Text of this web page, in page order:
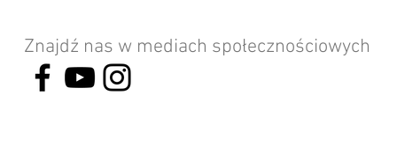
Znajdź nas w mediach społecznościowych